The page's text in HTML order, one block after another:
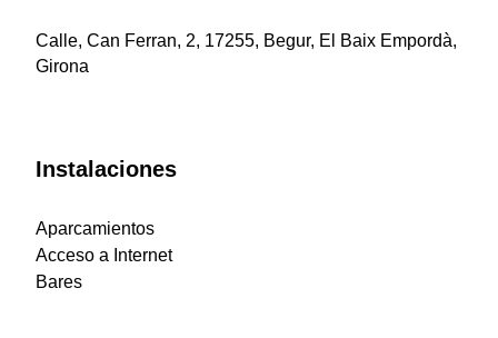
Calle, Can Ferran, 2, 17255, Begur, El Baix Empordà,
Girona
Instalaciones
Aparcamientos
Acceso a Internet
Bares